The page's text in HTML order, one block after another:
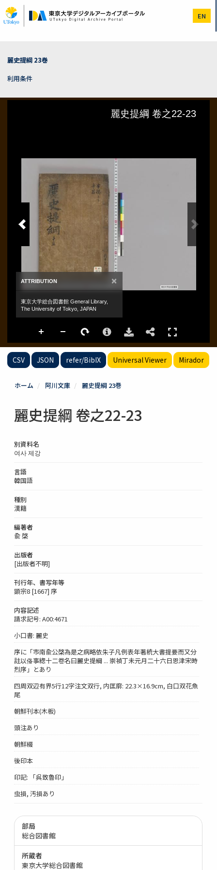
イ
ン
EN
麗史提綱 23巻
利用条件
CSV JSON refer/BibIX Universal Viewer Mirador
ホーム 阿川文庫 麗史提綱 23巻
麗史提綱 卷之22-23
別資料名
여사 제강
言語
韓国語
種別
漢籍
編著者
兪 棨
出版者
[出版者不明]
刊行年、書写年等
顕宗8 [1667] 序
内容記述
請求記号: A00:4671
小口書: 麗史
序に「市南兪公棨為是之病略依朱子凡例表年著統大書提要而又分
註以俻事緫十二卷名曰麗史提綱 ... 崇禎丁未元月二十六日恩津宋時
烈序」とあり
四周双辺有界5行12字注文双行, 内匡廓: 22.3×16.9cm, 白口双花魚
尾
朝鮮刊本(木板)
頭注あり
朝鮮綴
後印本
印記: 「呉致魯印」
虫損, 汚損あり
部局
総合図書館
所蔵者
東京大学総合図書館